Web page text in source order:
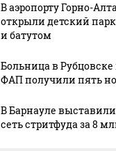
В аэропорту Горно-
открыли детский
и батутом
Больница в Рубцовске
ФАП получили пять
В Барнауле
сеть стритфуда за 8